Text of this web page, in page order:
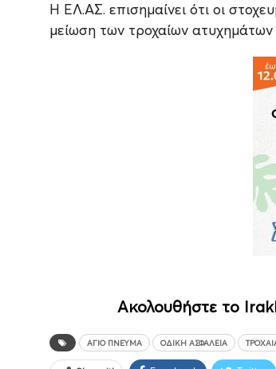
Η ΕΛ.ΑΣ. επισημαίνει ότι οι
μείωση των τροχαίων ατυχημάτων
Ακολουθήστε το
ΆΓΙΟ ΠΝΕΎΜΑ ΟΔΙΚΉ ΑΣΦΆΛΕΙΑ